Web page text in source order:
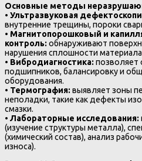
Основные методы
• Ультразвуковая
внутренние трещины, пороки
• Магнитопорошковый и
контроль:обнаруживают
нарушения сплошности
• Вибродиагностика:позволяет
подшипников, балансировку и
оборудования.
• Термография:выявляет зоны
неполадки, такие как дефекты
смазки.
• Лабораторные исследования:
(изучение структуры металла),
(химический состав), анализ
износа).